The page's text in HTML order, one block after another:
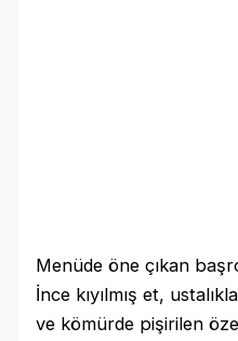
Menüde öne çıkan
İnce kıyılmış et,
ve kömürde pişirilen